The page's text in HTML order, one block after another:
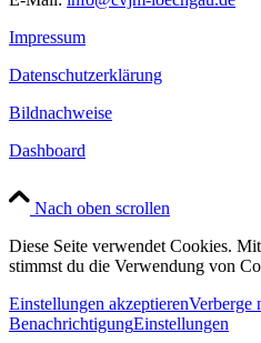
Impressum
Datenschutzerklärung
Bildnachweise
Dashboard
Nach oben scrollen
Diese Seite verwendet Cookies.
stimmst du die Verwendung von
Einstellungen akzeptierenVerberge
BenachrichtigungEinstellungen